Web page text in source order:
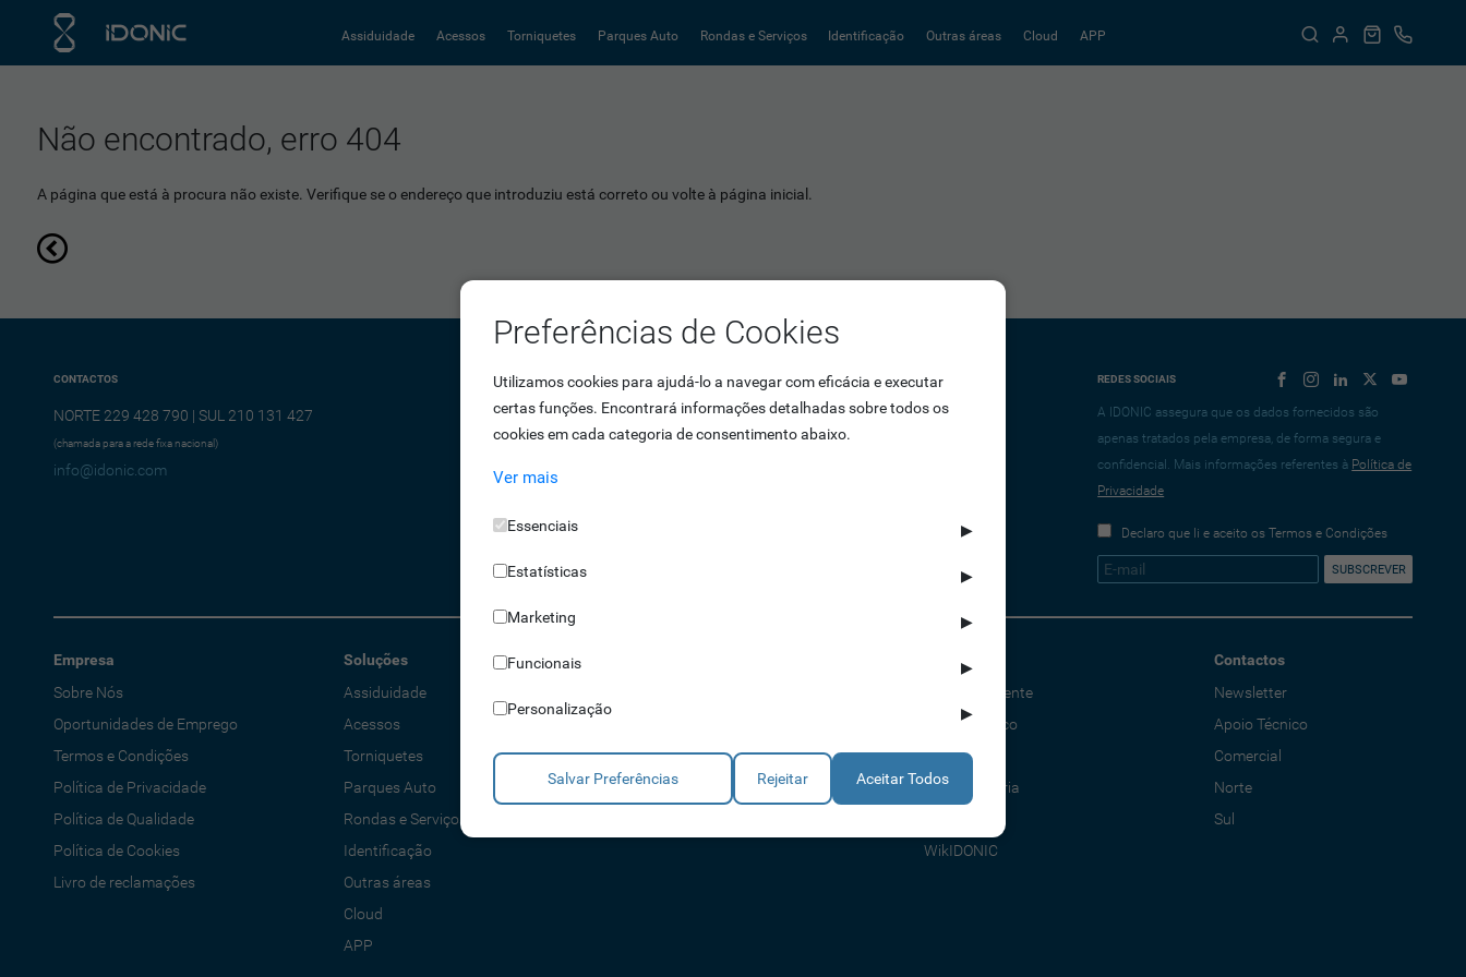
Assiduidade Acessos Torniquetes Parques Auto Rondas e Serviços Identificação Outras áreas Cloud APP
Não encontrado, erro 404
A página que está à procura não existe. Verifique se o endereço que introduziu está correto ou volte à página inicial.
CONTACTOS
NORTE 229 428 790 | SUL 210 131 427
(chamada para a rede fixa nacional)
info@idonic.com
REDES SOCIAIS
A IDONIC assegura que os dados fornecidos são
apenas tratados pela empresa, de forma segura e
confidencial. Mais informações referentes à Política de
Privacidade
Declaro que li e aceito os Termos e Condições
Empresa
Sobre Nós
Oportunidades de Emprego
Termos e Condições
Política de Privacidade
Política de Qualidade
Política de Cookies
Livro de reclamações
Soluções
Assiduidade
Acessos
Torniquetes
Parques Auto
Rondas e Serviços
Identificação
Outras áreas
Cloud
APP
Integradores
Ajuda
Apoio ao Cliente
Apoio Técnico
Comercial
Consultadoria
WikIDONIC
Contactos
Newsletter
Apoio Técnico
Comercial
Norte
Sul
Preferências de Cookies
Utilizamos cookies para ajudá-lo a navegar com eficácia e executar
certas funções. Encontrará informações detalhadas sobre todos os
cookies em cada categoria de consentimento abaixo.
Ver mais
Essenciais ▶
Estatísticas ▶
Marketing ▶
Funcionais ▶
Personalização ▶
Salvar Preferências Rejeitar Aceitar Todos